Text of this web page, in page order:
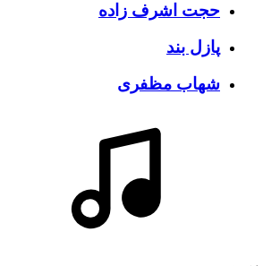
حجت اشرف زاده
پازل بند
شهاب مظفری